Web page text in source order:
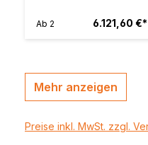
Ab 2 6.121,60 €*
Mehr anzeigen
Preise inkl. MwSt. zzgl.